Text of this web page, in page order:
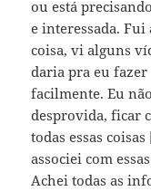
ou está
e interessada.
coisa, vi alguns
daria pra eu
facilmente. Eu
desprovida, ficar
todas essas
associei com
Achei todas as